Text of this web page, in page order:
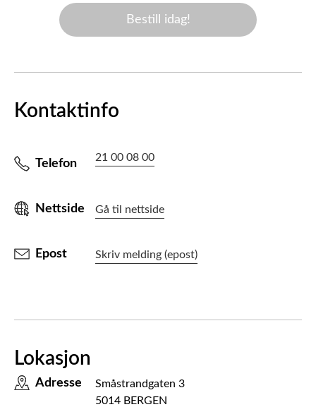
Bestill idag!
Kontaktinfo
Telefon 21 00 08 00
Nettside Gå til nettside
Epost Skriv melding (epost)
Lokasjon
Adresse
Småstrandgaten 3
5014 BERGEN